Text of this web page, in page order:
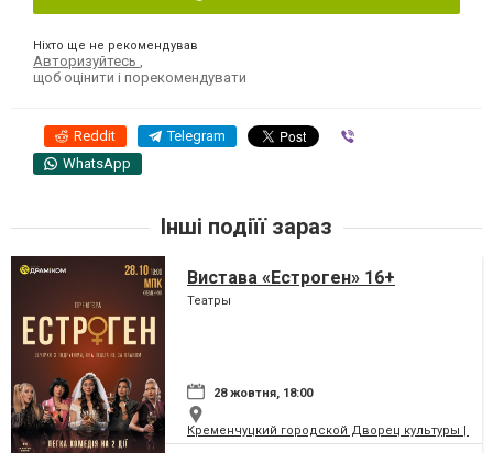
Ніхто ще не рекомендував
Авторизуйтесь
щоб оцінити і порекомендувати
Reddit Telegram
WhatsApp
Інші подіїї зараз
Вистава «Естроген» 16+
Театры
28 жовтня, 18:00
Кременчуцкий городской Дворец культуры |